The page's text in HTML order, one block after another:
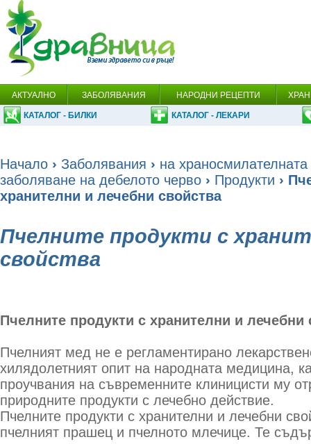
АКТУАЛНО ЗАБОЛЯВАНИЯ НАРОДНИ РЕЦЕПТИ
КАТАЛОГ - БИЛКИ КАТАЛОГ - ЛЕКАРИ
Начало › Заболявания › на
заболяване на дебелото черво › Продукти ›
хранителни и лечебни свойства
Пчелните продукти с
свойства
Пчелните продукти с хранителни и лечебни
Пчелният мед не е регламентирано
хилядолетният опит на народната медицина,
проучвания на съвременните клиницисти му
природните продукти с лечебно действие.
Пчелните продукти с хранителни и лечебни
пчелният прашец и пчелното млечице. Те